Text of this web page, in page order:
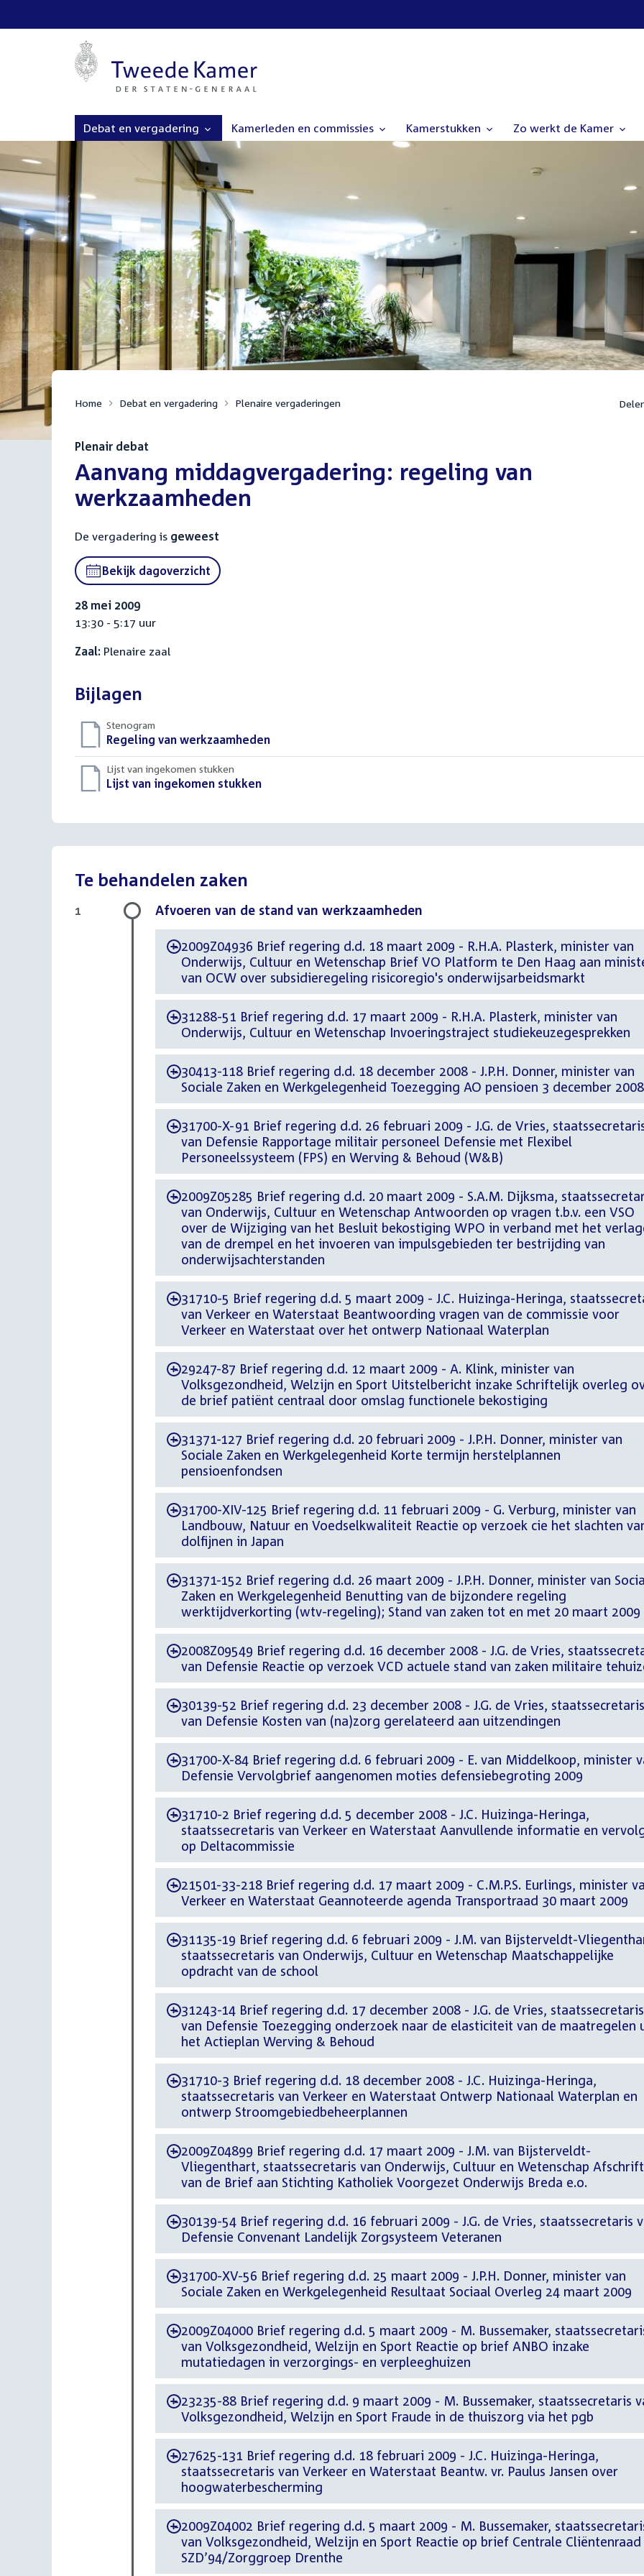
Debat en vergadering Kamerleden en commissies Kamerstukken Zo werkt de Kamer
Home Debat en vergadering Plenaire vergaderingen
Plenair debat
Aanvang middagvergadering: regeling van
werkzaamheden
De vergadering is geweest
Bekijk dagoverzicht
28 mei 2009
13:30 - 5:17 uur
Zaal: Plenaire zaal
Bijlagen
Stenogram
Download
bestand:
Regeling van werkzaamheden
Lijst van ingekomen stukken
Download
Lijst van ingekomen stukken
Te behandelen zaken
Afvoeren van de stand van werkzaamheden
-2009Z04936 Brief regering d.d. 18 maart 2009 - R.H.A. Plasterk, minister van
Onderwijs, Cultuur en Wetenschap Brief VO Platform te Den Haag aan
van OCW over subsidieregeling risicoregio's onderwijsarbeidsmarkt
-31288-51 Brief regering d.d. 17 maart 2009 - R.H.A. Plasterk, minister van
Onderwijs, Cultuur en Wetenschap Invoeringstraject studiekeuzegesprekken
-30413-118 Brief regering d.d. 18 december 2008 - J.P.H. Donner, minister van
Sociale Zaken en Werkgelegenheid Toezegging AO pensioen 3 december 2008
-31700-X-91 Brief regering d.d. 26 februari 2009 - J.G. de Vries,
van Defensie Rapportage militair personeel Defensie met Flexibel
Personeelssysteem (FPS) en Werving & Behoud (W&B)
-2009Z05285 Brief regering d.d. 20 maart 2009 - S.A.M. Dijksma,
van Onderwijs, Cultuur en Wetenschap Antwoorden op vragen t.b.v. een VSO
over de Wijziging van het Besluit bekostiging WPO in verband met het
van de drempel en het invoeren van impulsgebieden ter bestrijding van
onderwijsachterstanden
-31710-5 Brief regering d.d. 5 maart 2009 - J.C. Huizinga-Heringa,
van Verkeer en Waterstaat Beantwoording vragen van de commissie voor
Verkeer en Waterstaat over het ontwerp Nationaal Waterplan
-29247-87 Brief regering d.d. 12 maart 2009 - A. Klink, minister van
Volksgezondheid, Welzijn en Sport Uitstelbericht inzake Schriftelijk overleg
de brief patiënt centraal door omslag functionele bekostiging
-31371-127 Brief regering d.d. 20 februari 2009 - J.P.H. Donner, minister van
Sociale Zaken en Werkgelegenheid Korte termijn herstelplannen
pensioenfondsen
-31700-XIV-125 Brief regering d.d. 11 februari 2009 - G. Verburg, minister van
Landbouw, Natuur en Voedselkwaliteit Reactie op verzoek cie het slachten
dolfijnen in Japan
-31371-152 Brief regering d.d. 26 maart 2009 - J.P.H. Donner, minister van
Zaken en Werkgelegenheid Benutting van de bijzondere regeling
werktijdverkorting (wtv-regeling); Stand van zaken tot en met 20 maart 2009
-2008Z09549 Brief regering d.d. 16 december 2008 - J.G. de Vries,
van Defensie Reactie op verzoek VCD actuele stand van zaken militaire
-30139-52 Brief regering d.d. 23 december 2008 - J.G. de Vries, staatssecretaris
van Defensie Kosten van (na)zorg gerelateerd aan uitzendingen
-31700-X-84 Brief regering d.d. 6 februari 2009 - E. van Middelkoop, minister
Defensie Vervolgbrief aangenomen moties defensiebegroting 2009
-31710-2 Brief regering d.d. 5 december 2008 - J.C. Huizinga-Heringa,
staatssecretaris van Verkeer en Waterstaat Aanvullende informatie en
op Deltacommissie
-21501-33-218 Brief regering d.d. 17 maart 2009 - C.M.P.S. Eurlings, minister
Verkeer en Waterstaat Geannoteerde agenda Transportraad 30 maart 2009
-31135-19 Brief regering d.d. 6 februari 2009 - J.M. van Bijsterveldt-
staatssecretaris van Onderwijs, Cultuur en Wetenschap Maatschappelijke
opdracht van de school
-31243-14 Brief regering d.d. 17 december 2008 - J.G. de Vries, staatssecretaris
van Defensie Toezegging onderzoek naar de elasticiteit van de maatregelen
het Actieplan Werving & Behoud
-31710-3 Brief regering d.d. 18 december 2008 - J.C. Huizinga-Heringa,
staatssecretaris van Verkeer en Waterstaat Ontwerp Nationaal Waterplan en
ontwerp Stroomgebiedbeheerplannen
-2009Z04899 Brief regering d.d. 17 maart 2009 - J.M. van Bijsterveldt-
Vliegenthart, staatssecretaris van Onderwijs, Cultuur en Wetenschap Afschrift
van de Brief aan Stichting Katholiek Voorgezet Onderwijs Breda e.o.
-30139-54 Brief regering d.d. 16 februari 2009 - J.G. de Vries, staatssecretaris
Defensie Convenant Landelijk Zorgsysteem Veteranen
-31700-XV-56 Brief regering d.d. 25 maart 2009 - J.P.H. Donner, minister van
Sociale Zaken en Werkgelegenheid Resultaat Sociaal Overleg 24 maart 2009
-2009Z04000 Brief regering d.d. 5 maart 2009 - M. Bussemaker,
van Volksgezondheid, Welzijn en Sport Reactie op brief ANBO inzake
mutatiedagen in verzorgings- en verpleeghuizen
-23235-88 Brief regering d.d. 9 maart 2009 - M. Bussemaker, staatssecretaris
Volksgezondheid, Welzijn en Sport Fraude in de thuiszorg via het pgb
-27625-131 Brief regering d.d. 18 februari 2009 - J.C. Huizinga-Heringa,
staatssecretaris van Verkeer en Waterstaat Beantw. vr. Paulus Jansen over
hoogwaterbescherming
-2009Z04002 Brief regering d.d. 5 maart 2009 - M. Bussemaker,
van Volksgezondheid, Welzijn en Sport Reactie op brief Centrale Cliëntenraad
SZD’94/Zorggroep Drenthe
1